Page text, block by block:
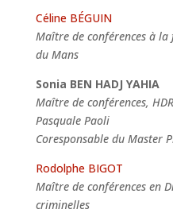
Céline BÉGUIN
Maître de conférences à
du Mans
Sonia BEN HADJ YAHIA
Maître de conférences,
Pasquale Paoli
Coresponsable du Master
Rodolphe BIGOT
Maître de conférences en
criminelles